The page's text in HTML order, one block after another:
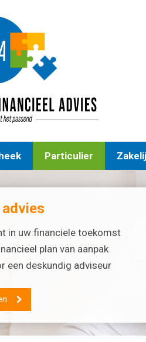
Particulier
in uw financiele toekomst
plan van aanpak
een deskundig adviseur